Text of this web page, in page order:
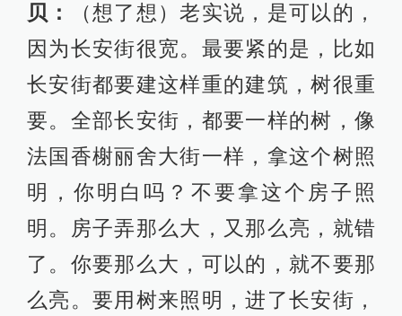
贝：
（想了想）老实说，是可以的，
因为长安街很宽。最要紧的是，比如
长安街都要建这样重的建筑，树很重
要。全部长安街，都要一样的树，像
法国香榭丽舍大街一样，拿这个树照
明，你明白吗？不要拿这个房子照
明。房子弄那么大，又那么亮，就错
了。你要那么大，可以的，就不要那
么亮。要用树来照明，进了长安街，